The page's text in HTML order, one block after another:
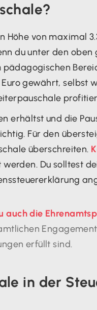
von maximal
du unter den
gewährt, selbst
erhältst und die
Für den
überschreiten.
Du solltest
die
erfüllt sind.
in der